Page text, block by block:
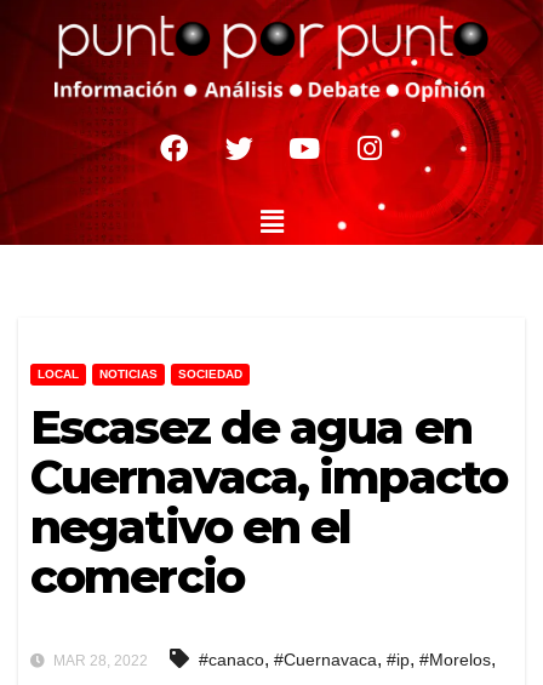
LOCAL NOTICIAS SOCIEDAD
Escasez de agua en
Cuernavaca, impacto
negativo en el
comercio
MAR 28, 2022 #canaco, #Cuernavaca, #ip, #Morelos,